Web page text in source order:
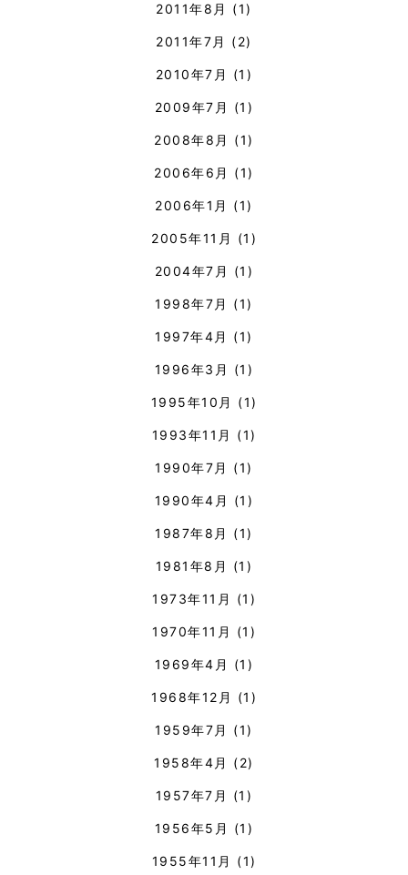
2011年8月 (1)
2011年7月 (2)
2010年7月 (1)
2009年7月 (1)
2008年8月 (1)
2006年6月 (1)
2006年1月 (1)
2005年11月 (1)
2004年7月 (1)
1998年7月 (1)
1997年4月 (1)
1996年3月 (1)
1995年10月 (1)
1993年11月 (1)
1990年7月 (1)
1990年4月 (1)
1987年8月 (1)
1981年8月 (1)
1973年11月 (1)
1970年11月 (1)
1969年4月 (1)
1968年12月 (1)
1959年7月 (1)
1958年4月 (2)
1957年7月 (1)
1956年5月 (1)
1955年11月 (1)